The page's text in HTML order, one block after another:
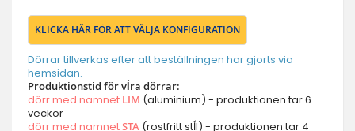
KLICKA HÄR FÖR ATT VÄLJA KONFIGURATION
Dörrar tillverkas efter att beställningen har gjorts via
hemsidan.
Produktionstid för vĺra dörrar:
dörr med namnet LIM (aluminium) - produktionen tar 6
veckor
dörr med namnetSTA (rostfritt stĺl) - produktionen tar 4